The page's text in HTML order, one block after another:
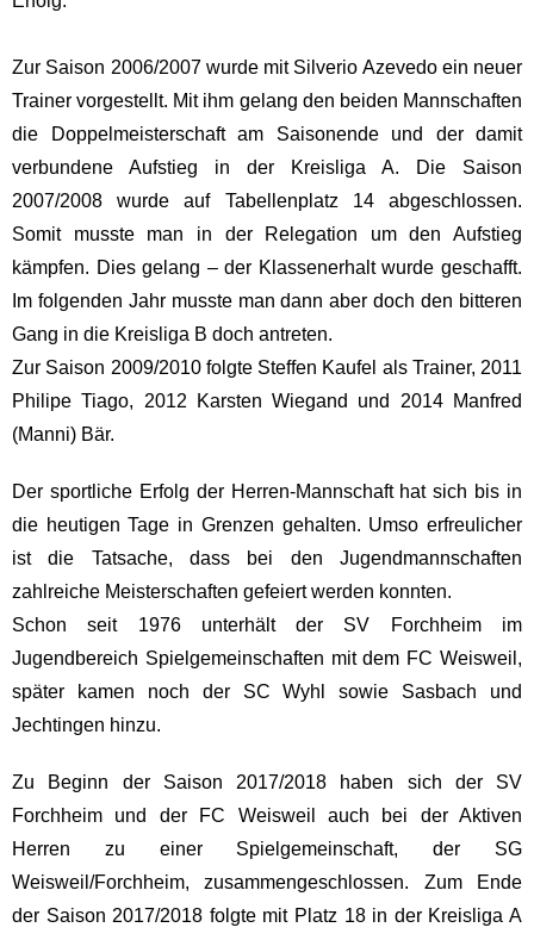
Zur Saison 2006/2007 wurde mit Silverio Azevedo ein neuer
Trainer vorgestellt. Mit ihm gelang den beiden Mannschaften
die Doppelmeisterschaft am Saisonende und der damit
verbundene Aufstieg in der Kreisliga A. Die Saison
2007/2008 wurde auf Tabellenplatz 14 abgeschlossen.
Somit musste man in der Relegation um den Aufstieg
kämpfen. Dies gelang – der Klassenerhalt wurde geschafft.
Im folgenden Jahr musste man dann aber doch den bitteren
Gang in die Kreisliga B doch antreten.
Zur Saison 2009/2010 folgte Steffen Kaufel als Trainer, 2011
Philipe Tiago, 2012 Karsten Wiegand und 2014 Manfred
(Manni) Bär.
Der sportliche Erfolg der Herren-Mannschaft hat sich bis in
die heutigen Tage in Grenzen gehalten. Umso erfreulicher
ist die Tatsache, dass bei den Jugendmannschaften
zahlreiche Meisterschaften gefeiert werden konnten.
Schon seit 1976 unterhält der SV Forchheim im
Jugendbereich Spielgemeinschaften mit dem FC Weisweil,
später kamen noch der SC Wyhl sowie Sasbach und
Jechtingen hinzu.
Zu Beginn der Saison 2017/2018 haben sich der SV
Forchheim und der FC Weisweil auch bei der Aktiven
Herren zu einer Spielgemeinschaft, der SG
Weisweil/Forchheim, zusammengeschlossen. Zum Ende
der Saison 2017/2018 folgte mit Platz 18 in der Kreisliga A